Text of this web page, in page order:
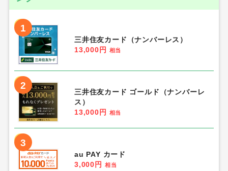
1
三井住友カード（ナンバーレス）
13,000円
相当
2
三井住友カード ゴールド（ナンバーレ
ス）
13,000円
相当
3
au PAY カード
3,000円
相当